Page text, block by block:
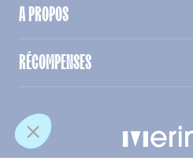
A PROPOS
RÉCOMPENSES